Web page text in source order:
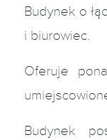
Budynek o
i biurowiec.
Oferuje
Budynek